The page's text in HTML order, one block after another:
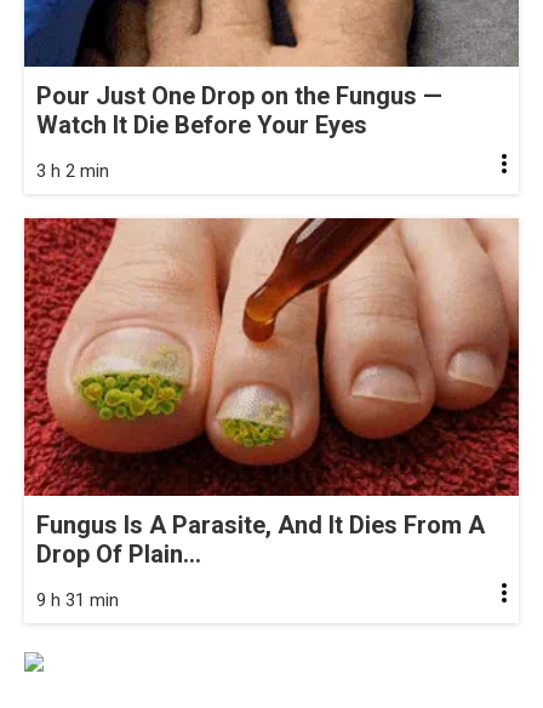
Pour Just One Drop on the Fungus —
Watch It Die Before Your Eyes
3 h 2 min
Fungus Is A Parasite, And It Dies From A
Drop Of Plain...
9 h 31 min